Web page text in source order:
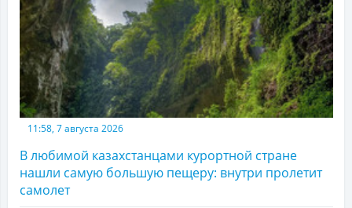
11:58, 7 августа 2026
В любимой казахстанцами курортной стране
нашли самую большую пещеру: внутри пролетит
самолет